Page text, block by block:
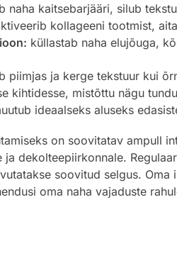
naha kaitsebarjääri, silub
kollageeni tootmist,
küllastab naha elujõuga,
piimjas ja kerge tekstuur kui
kihtidesse, mistõttu nägu
ideaalseks aluseks
on soovitatav ampull
ja dekolteepiirkonnale.
soovitud selgus. Oma
oma naha vajaduste